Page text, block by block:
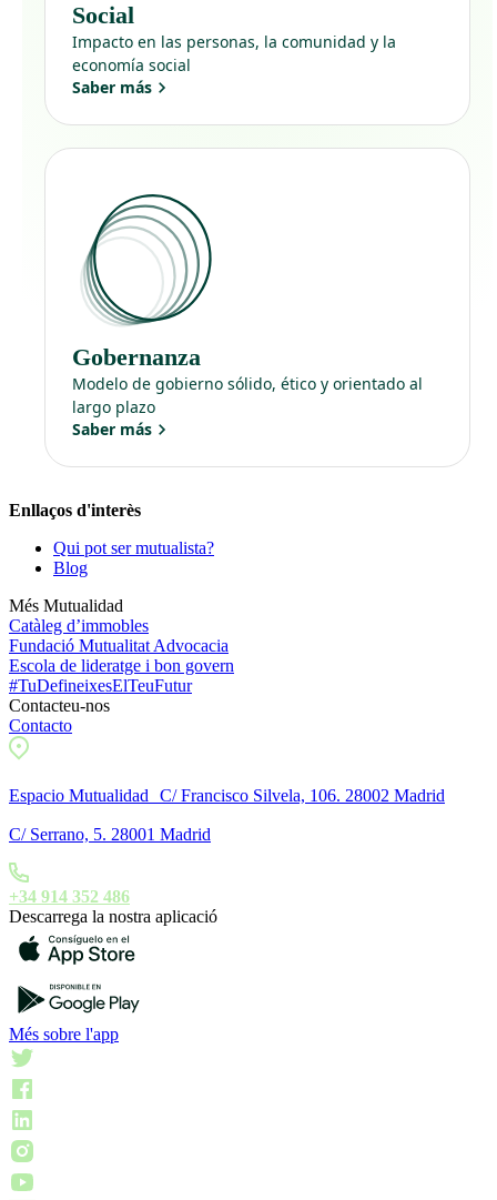
Social
Impacto en las personas, la comunidad y la
economía social
Saber más
Gobernanza
Modelo de gobierno sólido, ético y orientado al
largo plazo
Saber más
Enllaços d'interès
Qui pot ser mutualista?
Blog
Més Mutualidad
Catàleg d’immobles
Fundació Mutualitat Advocacia
Escola de lideratge i bon govern
#TuDefineixesElTeuFutur
Contacteu-nos
Contacto
Espacio Mutualidad C/ Francisco Silvela, 106. 28002 Madrid
C/ Serrano, 5. 28001 Madrid
+34 914 352 486
Descarrega la nostra aplicació
Més sobre l'app